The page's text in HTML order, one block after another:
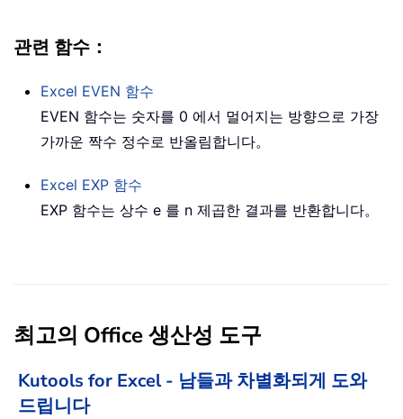
관련 함수：
Excel EVEN 함수
EVEN 함수는 숫자를 0 에서 멀어지는 방향으로 가장
가까운 짝수 정수로 반올림합니다。
Excel EXP 함수
EXP 함수는 상수 e 를 n 제곱한 결과를 반환합니다。
최고의 Office 생산성 도구
Kutools for Excel - 남들과 차별화되게 도와
드립니다